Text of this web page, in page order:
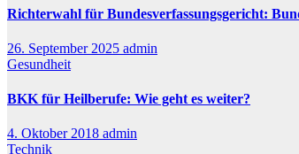
Richterwahl für Bundesverfassungsgericht:
26. September 2025 admin
Gesundheit
BKK für Heilberufe: Wie geht es weiter?
4. Oktober 2018 admin
Technik